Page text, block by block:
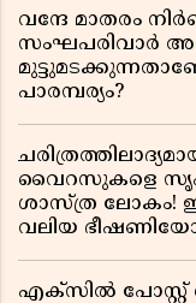
വന്ദേ മാതരം
സംഘപരിവാർ
പാരമ്പര്യം?
വൈറസുകളെ
ശാസ്ത്ര ലോകം!
വലിയ
എക്സിൽ പോസ്റ്റ്